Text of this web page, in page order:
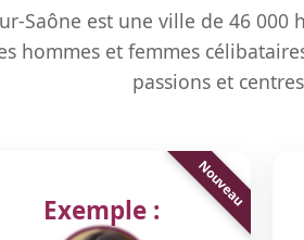
Saône est une ville de 46
hommes et femmes
passions et
Exemple :